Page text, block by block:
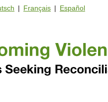
| Français | Español